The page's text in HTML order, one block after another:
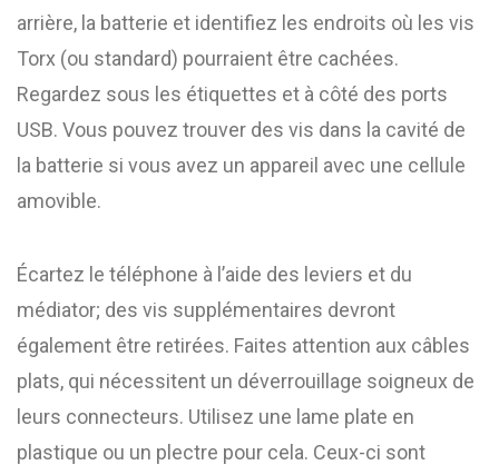
arrière, la batterie et identifiez les endroits où les vis
Torx (ou standard) pourraient être cachées.
Regardez sous les étiquettes et à côté des ports
USB. Vous pouvez trouver des vis dans la cavité de
la batterie si vous avez un appareil avec une cellule
amovible.
Écartez le téléphone à l’aide des leviers et du
médiator; des vis supplémentaires devront
également être retirées. Faites attention aux câbles
plats, qui nécessitent un déverrouillage soigneux de
leurs connecteurs. Utilisez une lame plate en
plastique ou un plectre pour cela. Ceux-ci sont